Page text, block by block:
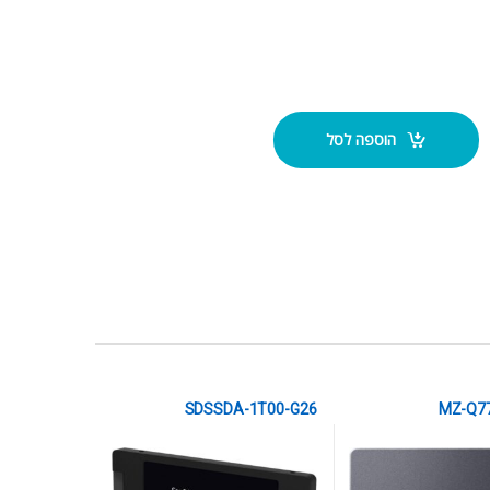
הוספה לסל
MZ-
SDSSDA-1T00-G26